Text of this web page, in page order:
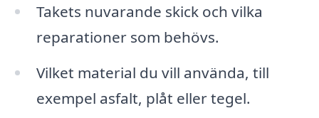
Takets nuvarande skick och vilka
reparationer som behövs.
Vilket material du vill använda, till
exempel asfalt, plåt eller tegel.